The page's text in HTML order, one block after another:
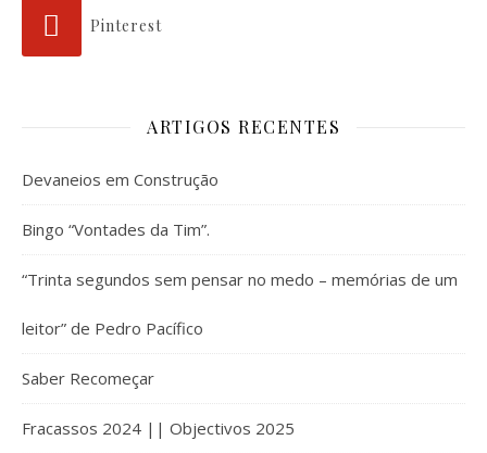
Pinterest
ARTIGOS RECENTES
Devaneios em Construção
Bingo “Vontades da Tim”.
“Trinta segundos sem pensar no medo – memórias de um
leitor” de Pedro Pacífico
Saber Recomeçar
Fracassos 2024 || Objectivos 2025